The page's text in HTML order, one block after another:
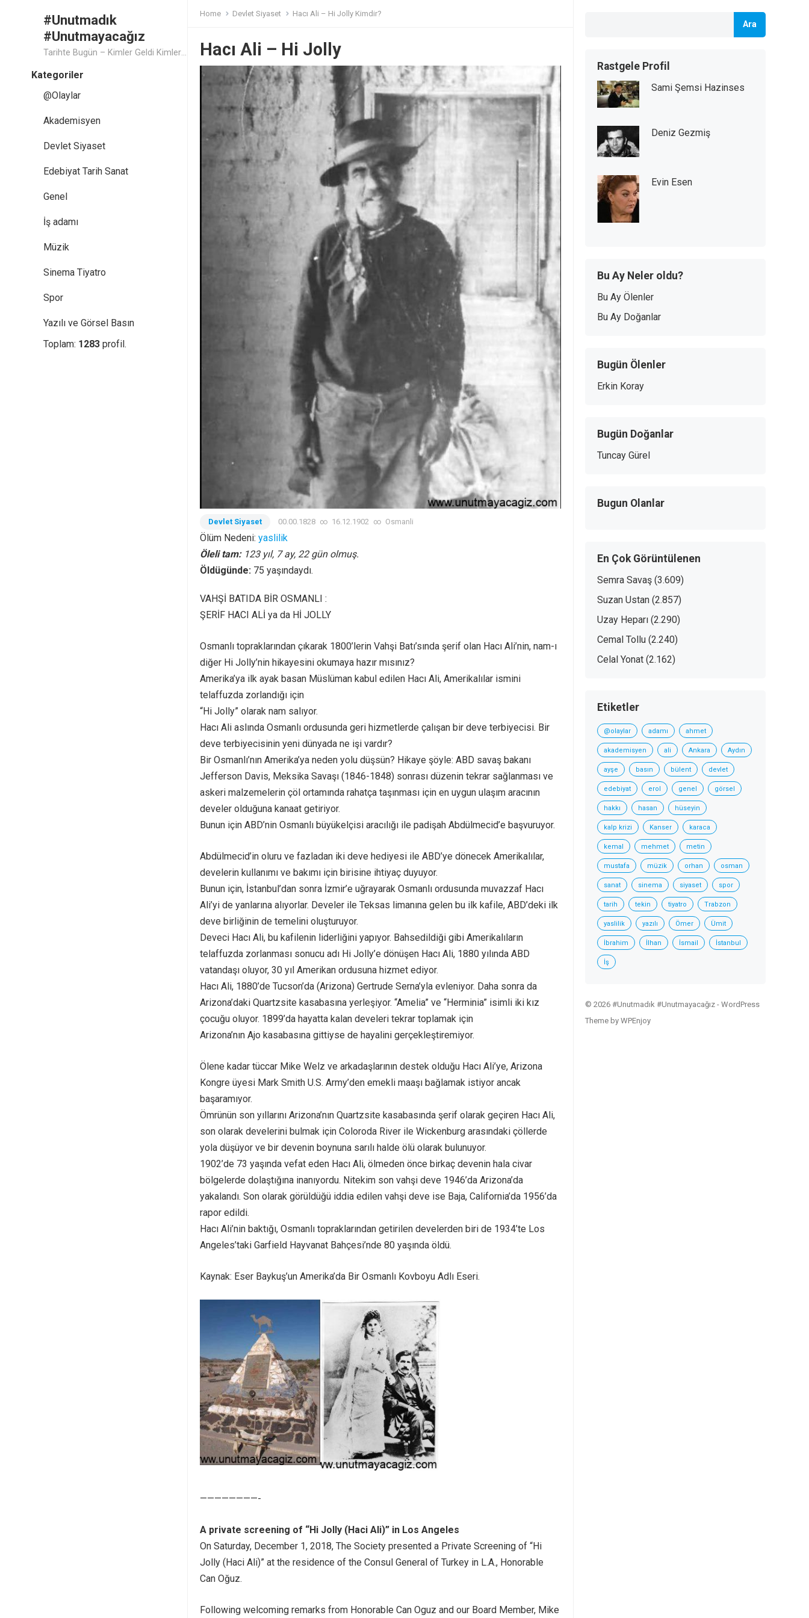
#Unutmadık
#Unutmayacağız
Tarihte Bugün – Kimler Geldi Kimler Geçti..
Kategoriler
@Olaylar
Akademisyen
Devlet Siyaset
Edebiyat Tarih Sanat
Genel
İş adamı
Müzik
Sinema Tiyatro
Spor
Yazılı ve Görsel Basın
Toplam: 1283 profil.
Home Devlet Siyaset Hacı Ali – Hi Jolly Kimdir?
Hacı Ali – Hi Jolly
Devlet Siyaset 00.00.1828 ∞ 16.12.1902 ∞ Osmanli
Ölüm Nedeni: yaslilik
Öleli tam: 123 yıl, 7 ay, 22 gün olmuş.
Öldügünde: 75 yaşındaydı.
VAHŞİ BATIDA BİR OSMANLI :
ŞERİF HACI ALİ ya da Hİ JOLLY
Osmanlı topraklarından çıkarak 1800’lerin Vahşi Batı’sında şerif olan Hacı Ali’nin, nam-ı
diğer Hi Jolly’nin hikayesini okumaya hazır mısınız?
Amerika’ya ilk ayak basan Müslüman kabul edilen Hacı Ali, Amerikalılar ismini
telaffuzda zorlandığı için
“Hi Jolly” olarak nam salıyor.
Hacı Ali aslında Osmanlı ordusunda geri hizmetlerde çalışan bir deve terbiyecisi. Bir
deve terbiyecisinin yeni dünyada ne işi vardır?
Bir Osmanlı’nın Amerika’ya neden yolu düşsün? Hikaye şöyle: ABD savaş bakanı
Jefferson Davis, Meksika Savaşı (1846-1848) sonrası düzenin tekrar sağlanması ve
askeri malzemelerin çöl ortamında rahatça taşınması için en uygun ulaşım aracının
develer olduğuna kanaat getiriyor.
Bunun için ABD’nin Osmanlı büyükelçisi aracılığı ile padişah Abdülmecid’e başvuruyor.
Abdülmecid’in oluru ve fazladan iki deve hediyesi ile ABD’ye dönecek Amerikalılar,
develerin kullanımı ve bakımı için birisine ihtiyaç duyuyor.
Bunun için, İstanbul’dan sonra İzmir’e uğrayarak Osmanlı ordusunda muvazzaf Hacı
Ali’yi de yanlarına alıyorlar. Develer ile Teksas limanına gelen bu ilk kafile, ABD’deki ilk
deve birliğinin de temelini oluşturuyor.
Deveci Hacı Ali, bu kafilenin liderliğini yapıyor. Bahsedildiği gibi Amerikalıların
telaffuzda zorlanması sonucu adı Hi Jolly’e dönüşen Hacı Ali, 1880 yılında ABD
vatandaşı oluyor, 30 yıl Amerikan ordusuna hizmet ediyor.
Hacı Ali, 1880’de Tucson’da (Arizona) Gertrude Serna’yla evleniyor. Daha sonra da
Arizona’daki Quartzsite kasabasına yerleşiyor. “Amelia” ve “Herminia” isimli iki kız
çocuğu oluyor. 1899’da hayatta kalan develeri tekrar toplamak için
Arizona’nın Ajo kasabasına gittiyse de hayalini gerçekleştiremiyor.
Ölene kadar tüccar Mike Welz ve arkadaşlarının destek olduğu Hacı Ali’ye, Arizona
Kongre üyesi Mark Smith U.S. Army’den emekli maaşı bağlamak istiyor ancak
başaramıyor.
Ömrünün son yıllarını Arizona’nın Quartzsite kasabasında şerif olarak geçiren Hacı Ali,
son olarak develerini bulmak için Coloroda River ile Wickenburg arasındaki çöllerde
yola düşüyor ve bir devenin boynuna sarılı halde ölü olarak bulunuyor.
1902’de 73 yaşında vefat eden Hacı Ali, ölmeden önce birkaç devenin hala civar
bölgelerde dolaştığına inanıyordu. Nitekim son vahşi deve 1946’da Arizona’da
yakalandı. Son olarak görüldüğü iddia edilen vahşi deve ise Baja, California’da 1956’da
rapor edildi.
Hacı Ali’nin baktığı, Osmanlı topraklarından getirilen develerden biri de 1934’te Los
Angeles’taki Garfield Hayvanat Bahçesi’nde 80 yaşında öldü.
Kaynak: Eser Baykuş’un Amerika’da Bir Osmanlı Kovboyu Adlı Eseri.
————————-
A private screening of “Hi Jolly (Haci Ali)” in Los Angeles
On Saturday, December 1, 2018, The Society presented a Private Screening of “Hi
Jolly (Haci Ali)” at the residence of the Consul General of Turkey in L.A., Honorable
Can Oğuz.
Following welcoming remarks from Honorable Can Oguz and our Board Member, Mike
Ara
Rastgele Profil
Sami Şemsi Hazinses
Deniz Gezmiş
Evin Esen
Bu Ay Neler oldu?
Bu Ay Ölenler
Bu Ay Doğanlar
Bugün Ölenler
Erkin Koray
Bugün Doğanlar
Tuncay Gürel
Bugun Olanlar
En Çok Görüntülenen
Semra Savaş (3.609)
Suzan Ustan (2.857)
Uzay Heparı (2.290)
Cemal Tollu (2.240)
Celal Yonat (2.162)
Etiketler
@olaylar adamı ahmet
akademisyen ali Ankara Aydın
ayşe basın bülent devlet
edebiyat erol genel görsel
hakkı hasan hüseyin
kalp krizi Kanser karaca
kemal mehmet metin
mustafa müzik orhan osman
sanat sinema siyaset spor
tarih tekin tiyatro Trabzon
yaslilik yazılı Ömer Ümit
İbrahim İlhan İsmail İstanbul
İş
© 2026 #Unutmadık #Unutmayacağız - WordPress
Theme by WPEnjoy